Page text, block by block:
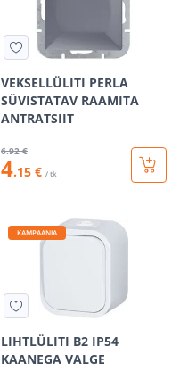
VEKSELLÜLITI PERLA
SÜVISTATAV RAAMITA
ANTRATSIIT
6.92 €
4.15 € / tk
KAMPAANIA
LIHTLÜLITI B2 IP54
KAANEGA VALGE